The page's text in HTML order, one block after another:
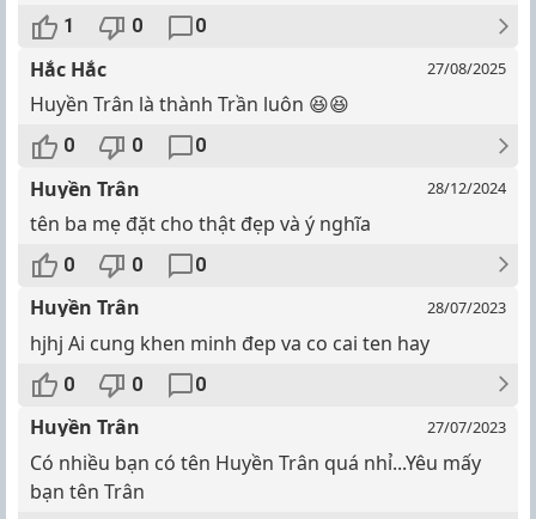
1 0 0
Hắc Hắc 27/08/2025
Huyền Trân là thành Trần luôn 😆😆
0 0 0
Huyền Trân 28/12/2024
tên ba mẹ đặt cho thật đẹp và ý nghĩa
0 0 0
Huyền Trân 28/07/2023
hjhj Ai cung khen minh đep va co cai ten hay
0 0 0
Huyền Trân 27/07/2023
Có nhiều bạn có tên Huyền Trân quá nhỉ...Yêu mấy
bạn tên Trân